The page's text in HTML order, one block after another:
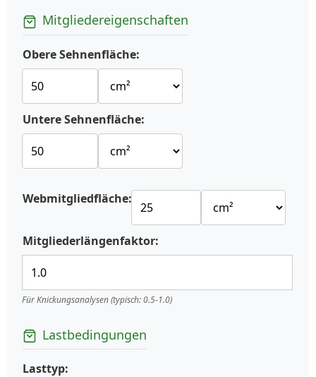
Mitgliedereigenschaften
Obere Sehnenfläche:
Untere Sehnenfläche:
Webmitgliedfläche:
Mitgliederlängenfaktor:
Für Knickungsanalysen (typisch: 0.5-1.0)
Lastbedingungen
Lasttyp: